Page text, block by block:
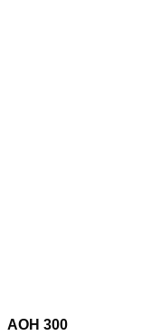
AOH 300